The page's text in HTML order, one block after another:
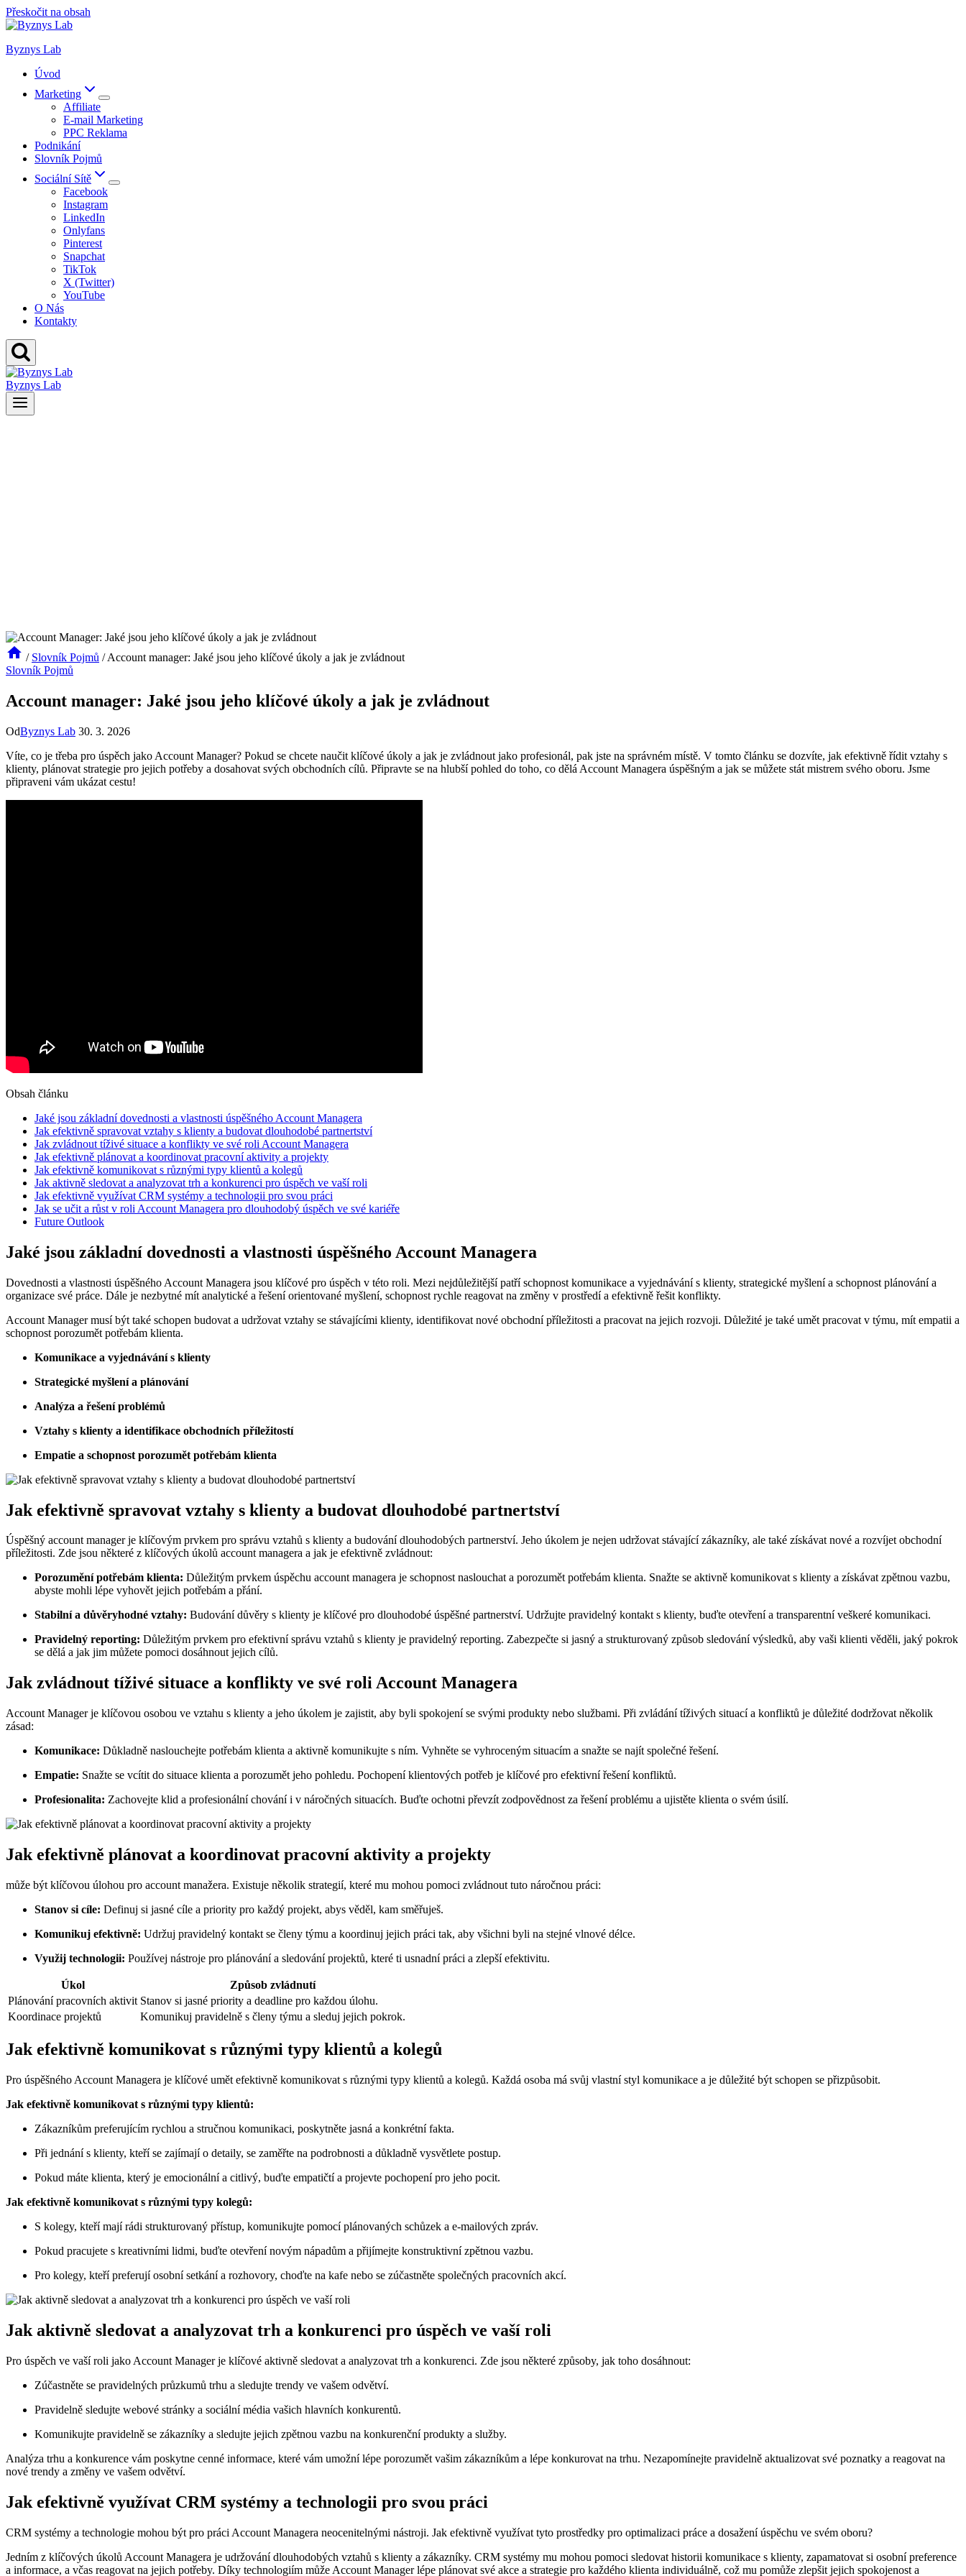
Přeskočit na obsah
Byznys Lab
Úvod
Marketing
Affiliate
E-mail Marketing
PPC Reklama
Podnikání
Slovník Pojmů
Sociální Sítě
Facebook
Instagram
LinkedIn
Onlyfans
Pinterest
Snapchat
TikTok
X (Twitter)
YouTube
O Nás
Kontakty
Byznys Lab
/ Slovník Pojmů / Account manager: Jaké jsou jeho klíčové úkoly a jak je zvládnout
Slovník Pojmů
Account manager: Jaké jsou jeho klíčové úkoly a jak je zvládnout
OdByznys Lab 30. 3. 2026
Víte, co je třeba pro úspěch jako Account Manager? Pokud se chcete naučit klíčové úkoly a jak je zvládnout jako profesionál, pak jste na správném místě. V tomto článku se dozvíte, jak efektivně řídit vztahy s
klienty, plánovat strategie pro jejich potřeby a dosahovat svých obchodních cílů. Připravte se na hlubší pohled do toho, co dělá Account Managera úspěšným a jak se můžete stát mistrem svého oboru. Jsme
připraveni vám ukázat cestu!
Obsah článku
Jaké jsou základní dovednosti a vlastnosti úspěšného Account Managera
Jak efektivně spravovat vztahy s klienty a budovat dlouhodobé partnertství
Jak zvládnout tíživé situace a konflikty ve své roli Account Managera
Jak efektivně plánovat a koordinovat pracovní aktivity a projekty
Jak efektivně komunikovat s různými typy klientů a kolegů
Jak aktivně sledovat a analyzovat trh a konkurenci pro úspěch ve vaší roli
Jak efektivně využívat CRM systémy a technologii pro svou práci
Jak se učit a růst v roli Account Managera pro dlouhodobý úspěch ve své kariéře
Future Outlook
Jaké jsou základní dovednosti a vlastnosti úspěšného Account Managera
Dovednosti a vlastnosti úspěšného Account Managera jsou klíčové pro úspěch v této roli. Mezi nejdůležitější patří schopnost komunikace a vyjednávání s klienty, strategické myšlení a schopnost plánování a
organizace své práce. Dále je nezbytné mít analytické a řešení orientované myšlení, schopnost rychle reagovat na změny v prostředí a efektivně řešit konflikty.
Account Manager musí být také schopen budovat a udržovat vztahy se stávajícími klienty, identifikovat nové obchodní příležitosti a pracovat na jejich rozvoji. Důležité je také umět pracovat v týmu, mít empatii a
schopnost porozumět potřebám klienta.
Komunikace a vyjednávání s klienty
Strategické myšlení a plánování
Analýza a řešení problémů
Vztahy s klienty a identifikace obchodních příležitostí
Empatie a schopnost porozumět potřebám klienta
Jak efektivně spravovat vztahy s klienty a budovat dlouhodobé partnertství
Úspěšný account manager je klíčovým prvkem pro správu vztahů s klienty a budování dlouhodobých partnerství. Jeho úkolem je nejen udržovat stávající zákazníky, ale také získávat nové a rozvíjet obchodní
příležitosti. Zde jsou některé z klíčových úkolů account managera a jak je efektivně zvládnout:
Porozumění potřebám klienta: Důležitým prvkem úspěchu account managera je schopnost naslouchat a porozumět potřebám klienta. Snažte se aktivně komunikovat s klienty a získávat zpětnou vazbu,
abyste mohli lépe vyhovět jejich potřebám a přání.
Stabilní a důvěryhodné vztahy: Budování důvěry s klienty je klíčové pro dlouhodobé úspěšné partnerství. Udržujte pravidelný kontakt s klienty, buďte otevření a transparentní veškeré komunikaci.
Pravidelný reporting: Důležitým prvkem pro efektivní správu vztahů s klienty je pravidelný reporting. Zabezpečte si jasný a strukturovaný způsob sledování výsledků, aby vaši klienti věděli, jaký pokrok
se dělá a jak jim můžete pomoci dosáhnout jejich cílů.
Jak zvládnout tíživé situace a konflikty ve své roli Account Managera
Account Manager je klíčovou osobou ve vztahu s klienty a jeho úkolem je zajistit, aby byli spokojení se svými produkty nebo službami. Při zvládání tíživých situací a konfliktů je důležité dodržovat několik
zásad:
Komunikace: Důkladně naslouchejte potřebám klienta a aktivně komunikujte s ním. Vyhněte se vyhroceným situacím a snažte se najít společné řešení.
Empatie: Snažte se vcítit do situace klienta a porozumět jeho pohledu. Pochopení klientových potřeb je klíčové pro efektivní řešení konfliktů.
Profesionalita: Zachovejte klid a profesionální chování i v náročných situacích. Buďte ochotni převzít zodpovědnost za řešení problému a ujistěte klienta o svém úsilí.
Jak efektivně plánovat a koordinovat pracovní aktivity a projekty
může být klíčovou úlohou pro account manažera. Existuje několik strategií, které mu mohou pomoci zvládnout tuto náročnou práci:
Stanov si cíle: Definuj si jasné cíle a priority pro každý projekt, abys věděl, kam směřuješ.
Komunikuj efektivně: Udržuj pravidelný kontakt se členy týmu a koordinuj jejich práci tak, aby všichni byli na stejné vlnové délce.
Využij technologii: Používej nástroje pro plánování a sledování projektů, které ti usnadní práci a zlepší efektivitu.
Úkol
Způsob zvládnutí
Plánování pracovních aktivit Stanov si jasné priority a deadline pro každou úlohu.
Koordinace projektů
Komunikuj pravidelně s členy týmu a sleduj jejich pokrok.
Jak efektivně komunikovat s různými typy klientů a kolegů
Pro úspěšného Account Managera je klíčové umět efektivně komunikovat s různými typy klientů a kolegů. Každá osoba má svůj vlastní styl komunikace a je důležité být schopen se přizpůsobit.
Jak efektivně komunikovat s různými typy klientů:
Zákazníkům preferujícím rychlou a stručnou komunikaci, poskytněte jasná a konkrétní fakta.
Při jednání s klienty, kteří se zajímají o detaily, se zaměřte na podrobnosti a důkladně vysvětlete postup.
Pokud máte klienta, který je emocionální a citlivý, buďte empatičtí a projevte pochopení pro jeho pocit.
Jak efektivně komunikovat s různými typy kolegů:
S kolegy, kteří mají rádi strukturovaný přístup, komunikujte pomocí plánovaných schůzek a e-mailových zpráv.
Pokud pracujete s kreativními lidmi, buďte otevření novým nápadům a přijímejte konstruktivní zpětnou vazbu.
Pro kolegy, kteří preferují osobní setkání a rozhovory, choďte na kafe nebo se zúčastněte společných pracovních akcí.
Jak aktivně sledovat a analyzovat trh a konkurenci pro úspěch ve vaší roli
Pro úspěch ve vaší roli jako Account Manager je klíčové aktivně sledovat a analyzovat trh a konkurenci. Zde jsou některé způsoby, jak toho dosáhnout:
Zúčastněte se pravidelných průzkumů trhu a sledujte trendy ve vašem odvětví.
Pravidelně sledujte webové stránky a sociální média vašich hlavních konkurentů.
Komunikujte pravidelně se zákazníky a sledujte jejich zpětnou vazbu na konkurenční produkty a služby.
Analýza trhu a konkurence vám poskytne cenné informace, které vám umožní lépe porozumět vašim zákazníkům a lépe konkurovat na trhu. Nezapomínejte pravidelně aktualizovat své poznatky a reagovat na
nové trendy a změny ve vašem odvětví.
Jak efektivně využívat CRM systémy a technologii pro svou práci
CRM systémy a technologie mohou být pro práci Account Managera neocenitelnými nástroji. Jak efektivně využívat tyto prostředky pro optimalizaci práce a dosažení úspěchu ve svém oboru?
Jedním z klíčových úkolů Account Managera je udržování dlouhodobých vztahů s klienty a zákazníky. CRM systémy mu mohou pomoci sledovat historii komunikace s klienty, zapamatovat si osobní preference
a informace, a včas reagovat na jejich potřeby. Díky technologiím může Account Manager lépe plánovat své akce a strategie pro každého klienta individuálně, což mu pomůže zlepšit jejich spokojenost a